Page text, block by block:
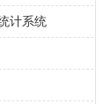
计系统